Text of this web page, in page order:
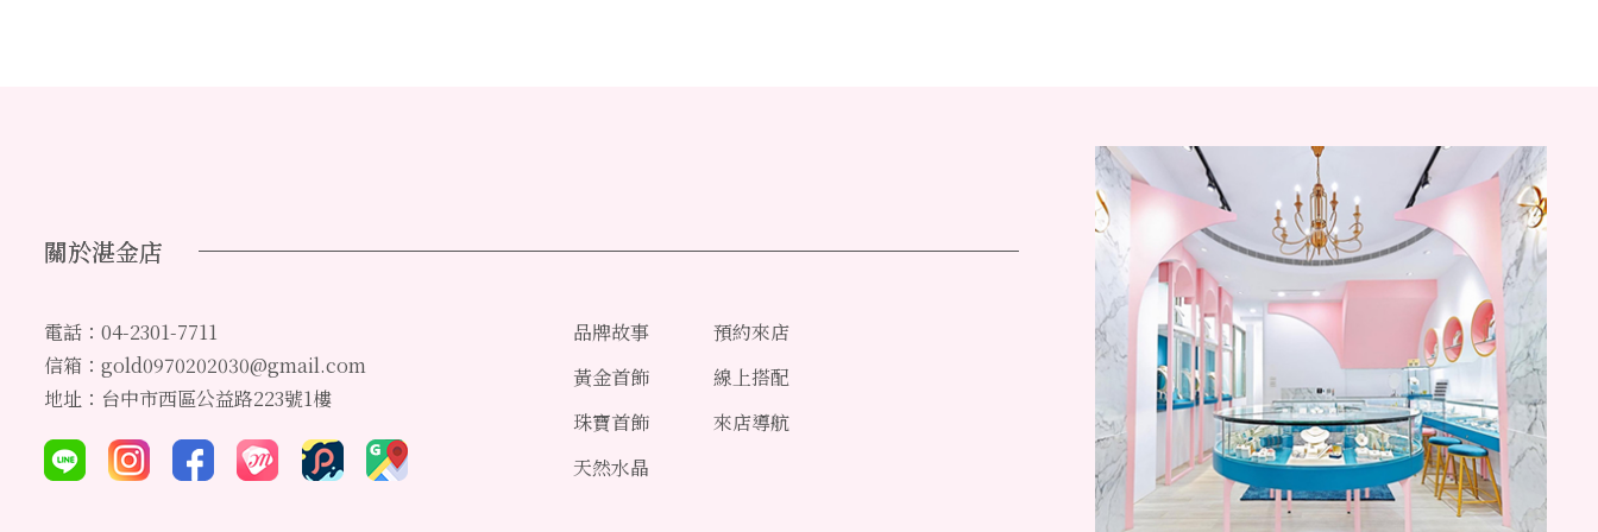
關於湛金店
電話：04-2301-7711
信箱：gold0970202030@gmail.com
地址：台中市西區公益路223號1樓
品牌故事
黃金首飾
珠寶首飾
天然水晶
預約來店
線上搭配
來店導航